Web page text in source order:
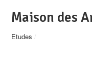
Maison des
Etudes /